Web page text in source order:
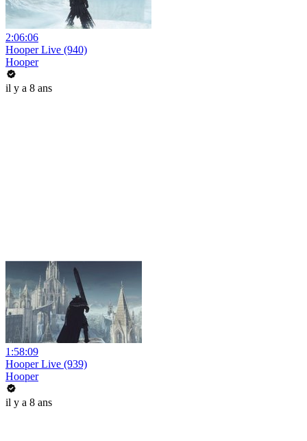
2:06:06
Hooper Live (940)
Hooper
il y a 8 ans
1:58:09
Hooper Live (939)
Hooper
il y a 8 ans